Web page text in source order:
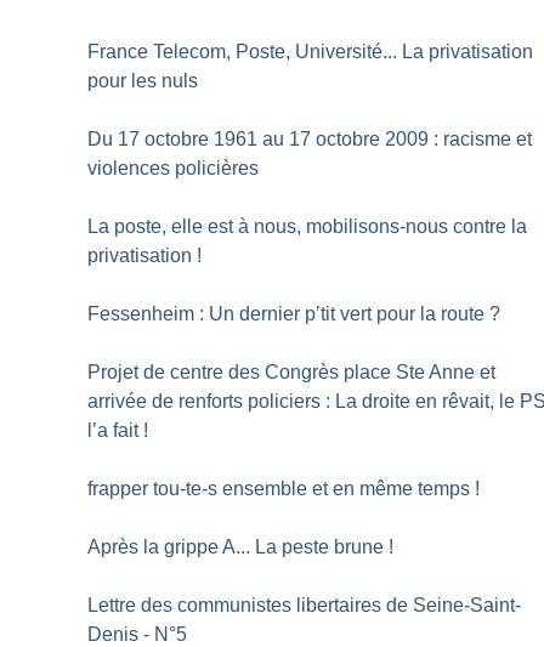
France Telecom, Poste, Université... La privatisation
pour les nuls
Du 17 octobre 1961 au 17 octobre 2009 : racisme et
violences policières
La poste, elle est à nous, mobilisons-nous contre la
privatisation !
Fessenheim : Un dernier p’tit vert pour la route ?
Projet de centre des Congrès place Ste Anne et
arrivée de renforts policiers : La droite en rêvait, le
l’a fait !
frapper tou-te-s ensemble et en même temps !
Après la grippe A... La peste brune !
Lettre des communistes libertaires de Seine-Saint-
Denis - N°5